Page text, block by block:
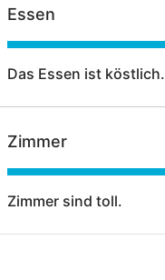
Essen
Das Essen ist köstlich.
Zimmer
Zimmer sind toll.